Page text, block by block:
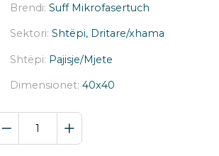
Brendi: Suff Mikrofasertuch
Sektori: Shtëpi, Dritare/xhama
Shtëpi: Pajisje/Mjete
Dimensionet: 40x40
EUPHARATE